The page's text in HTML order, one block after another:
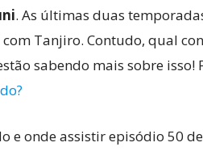
. As últimas duas
Tanjiro. Contudo, qual
sabendo mais sobre
e onde assistir episódio 50 de